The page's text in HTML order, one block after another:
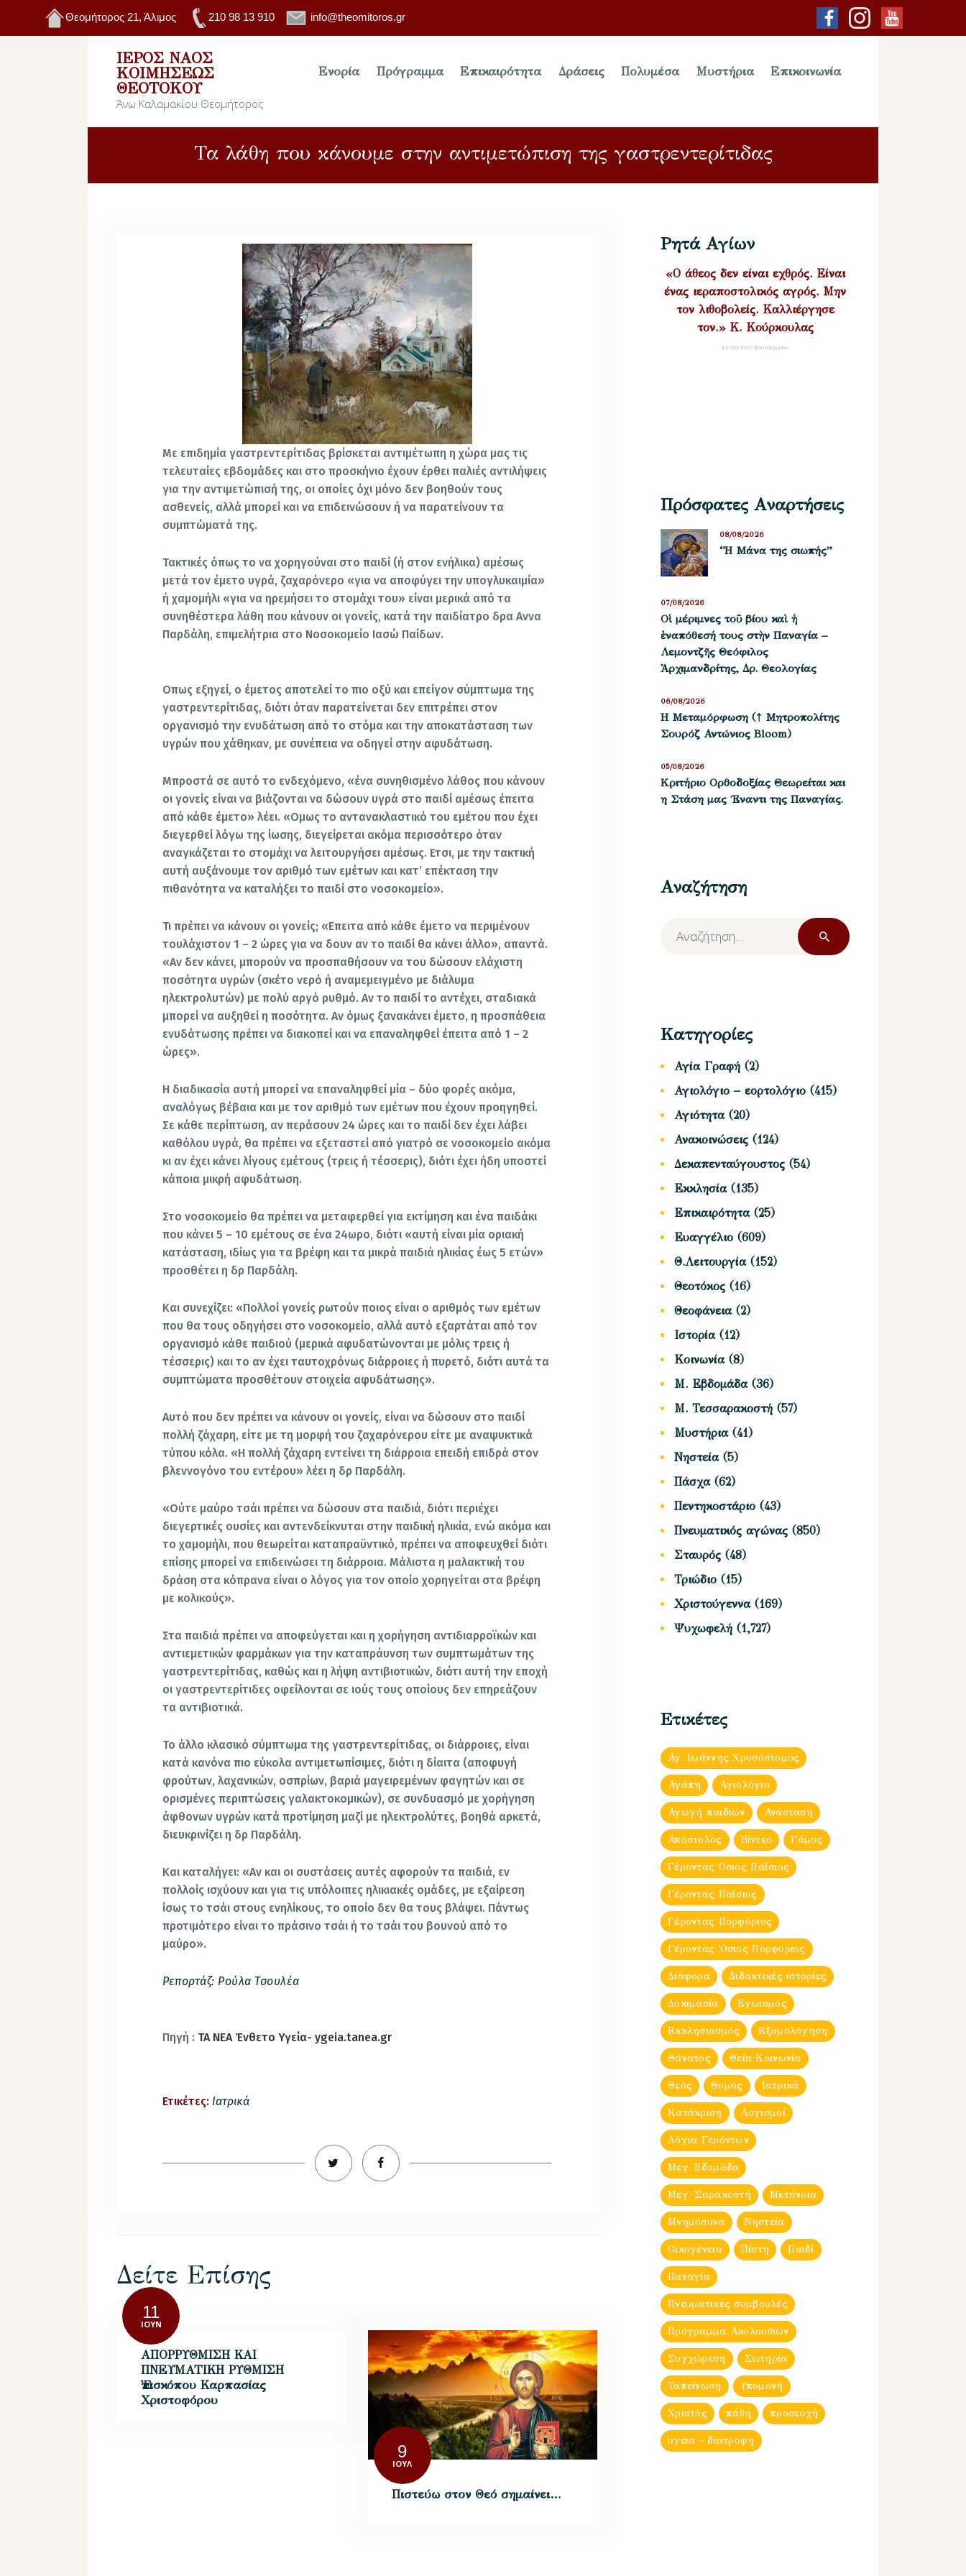
Θεομήτορος 21, Άλιμος 210 98 13 910 info@theomitoros.gr
ΙΕΡΌΣ ΝΑΌΣ
ΚΟΙΜΉΣΕΩΣ
ΘΕΟΤΌΚΟΥ
Άνω Καλαμακίου Θεομήτορος
Ενορία Πρόγραμμα Επικαιρότητα Δράσεις Πολυμέσα Μυστήρια Επικοινωνία
Τα λάθη που κάνουμε στην αντιμετώπιση της γαστρεντερίτιδας
Με επιδημία γαστρεντερίτιδας βρίσκεται αντιμέτωπη η χώρα μας τις
τελευταίες εβδομάδες και στο προσκήνιο έχουν έρθει παλιές αντιλήψεις
για την αντιμετώπισή της, οι οποίες όχι μόνο δεν βοηθούν τους
ασθενείς, αλλά μπορεί και να επιδεινώσουν ή να παρατείνουν τα
συμπτώματά της.
Τακτικές όπως το να χορηγούναι στο παιδί (ή στον ενήλικα) αμέσως
μετά τον έμετο υγρά, ζαχαρόνερο «για να αποφύγει την υπογλυκαιμία»
ή χαμομήλι «για να ηρεμήσει το στομάχι του» είναι μερικά από τα
συνηθέστερα λάθη που κάνουν οι γονείς, κατά την παιδίατρο δρα Aννα
Παρδάλη, επιμελήτρια στο Νοσοκομείο Ιασώ Παίδων.
Οπως εξηγεί, ο έμετος αποτελεί το πιο οξύ και επείγον σύμπτωμα της
γαστρεντερίτιδας, διότι όταν παρατείνεται δεν επιτρέπει στον
οργανισμό την ενυδάτωση από το στόμα και την αποκατάσταση των
υγρών που χάθηκαν, με συνέπεια να οδηγεί στην αφυδάτωση.
Μπροστά σε αυτό το ενδεχόμενο, «ένα συνηθισμένο λάθος που κάνουν
οι γονείς είναι να βιάζονται να δώσουν υγρά στο παιδί αμέσως έπειτα
από κάθε έμετο» λέει. «Ομως το αντανακλαστικό του εμέτου που έχει
διεγερθεί λόγω της ίωσης, διεγείρεται ακόμα περισσότερο όταν
αναγκάζεται το στομάχι να λειτουργήσει αμέσως. Ετσι, με την τακτική
αυτή αυξάνουμε τον αριθμό των εμέτων και κατ’ επέκταση την
πιθανότητα να καταλήξει το παιδί στο νοσοκομείο».
Τι πρέπει να κάνουν οι γονείς; «Επειτα από κάθε έμετο να περιμένουν
τουλάχιστον 1 – 2 ώρες για να δουν αν το παιδί θα κάνει άλλο», απαντά.
«Αν δεν κάνει, μπορούν να προσπαθήσουν να του δώσουν ελάχιστη
ποσότητα υγρών (σκέτο νερό ή αναμεμειγμένο με διάλυμα
ηλεκτρολυτών) με πολύ αργό ρυθμό. Αν το παιδί το αντέχει, σταδιακά
μπορεί να αυξηθεί η ποσότητα. Αν όμως ξανακάνει έμετο, η προσπάθεια
ενυδάτωσης πρέπει να διακοπεί και να επαναληφθεί έπειτα από 1 – 2
ώρες».
Η διαδικασία αυτή μπορεί να επαναληφθεί μία – δύο φορές ακόμα,
αναλόγως βέβαια και με τον αριθμό των εμέτων που έχουν προηγηθεί.
Σε κάθε περίπτωση, αν περάσουν 24 ώρες και το παιδί δεν έχει λάβει
καθόλου υγρά, θα πρέπει να εξεταστεί από γιατρό σε νοσοκομείο ακόμα
κι αν έχει κάνει λίγους εμέτους (τρεις ή τέσσερις), διότι έχει ήδη υποστεί
κάποια μικρή αφυδάτωση.
Στο νοσοκομείο θα πρέπει να μεταφερθεί για εκτίμηση και ένα παιδάκι
που κάνει 5 – 10 εμέτους σε ένα 24ωρο, διότι «αυτή είναι μία οριακή
κατάσταση, ιδίως για τα βρέφη και τα μικρά παιδιά ηλικίας έως 5 ετών»
προσθέτει η δρ Παρδάλη.
Και συνεχίζει: «Πολλοί γονείς ρωτούν ποιος είναι ο αριθμός των εμέτων
που θα τους οδηγήσει στο νοσοκομείο, αλλά αυτό εξαρτάται από τον
οργανισμό κάθε παιδιού (μερικά αφυδατώνονται με μόλις τρεις ή
τέσσερις) και το αν έχει ταυτοχρόνως διάρροιες ή πυρετό, διότι αυτά τα
συμπτώματα προσθέτουν στοιχεία αφυδάτωσης».
Αυτό που δεν πρέπει να κάνουν οι γονείς, είναι να δώσουν στο παιδί
πολλή ζάχαρη, είτε με τη μορφή του ζαχαρόνερου είτε με αναψυκτικά
τύπου κόλα. «Η πολλή ζάχαρη εντείνει τη διάρροια επειδή επιδρά στον
βλεννογόνο του εντέρου» λέει η δρ Παρδάλη.
«Ούτε μαύρο τσάι πρέπει να δώσουν στα παιδιά, διότι περιέχει
διεγερτικές ουσίες και αντενδείκνυται στην παιδική ηλικία, ενώ ακόμα και
το χαμομήλι, που θεωρείται καταπραϋντικό, πρέπει να αποφευχθεί διότι
επίσης μπορεί να επιδεινώσει τη διάρροια. Μάλιστα η μαλακτική του
δράση στα κόπρανα είναι ο λόγος για τον οποίο χορηγείται στα βρέφη
με κολικούς».
Στα παιδιά πρέπει να αποφεύγεται και η χορήγηση αντιδιαρροϊκών και
αντιεμετικών φαρμάκων για την καταπράυνση των συμπτωμάτων της
γαστρεντερίτιδας, καθώς και η λήψη αντιβιοτικών, διότι αυτή την εποχή
οι γαστρεντερίτιδες οφείλονται σε ιούς τους οποίους δεν επηρεάζουν
τα αντιβιοτικά.
Το άλλο κλασικό σύμπτωμα της γαστρεντερίτιδας, οι διάρροιες, είναι
κατά κανόνα πιο εύκολα αντιμετωπίσιμες, διότι η δίαιτα (αποφυγή
φρούτων, λαχανικών, οσπρίων, βαριά μαγειρεμένων φαγητών και σε
ορισμένες περιπτώσεις γαλακτοκομικών), σε συνδυασμό με χορήγηση
άφθονων υγρών κατά προτίμηση μαζί με ηλεκτρολύτες, βοηθά αρκετά,
διευκρινίζει η δρ Παρδάλη.
Και καταλήγει: «Αν και οι συστάσεις αυτές αφορούν τα παιδιά, εν
πολλοίς ισχύουν και για τις υπόλοιπες ηλικιακές ομάδες, με εξαίρεση
ίσως το τσάι στους ενηλίκους, το οποίο δεν θα τους βλάψει. Πάντως
προτιμότερο είναι το πράσινο τσάι ή το τσάι του βουνού από το
μαύρο».
Ρεπορτάζ: Ρούλα Τσουλέα
Πηγή : ΤΑ ΝΕΑ Ένθετο Υγεία- ygeia.tanea.gr
Ετικέτες: Ιατρικά
Δείτε Επίσης
11
ΙΟΎΝ
ΑΠΟΡΡΥΘΜΙΣΗ ΚΑΙ
ΠΝΕΥΜΑΤΙΚΗ ΡΥΘΜΙΣΗ
Ἐπισκόπου Καρπασίας
Χριστοφόρου
9
ΙΟΎΛ
Πιστεύω στον Θεό σημαίνει…
Ρητά Αγίων
«Ο άθεος δεν είναι εχθρός. Είναι
ένας ιεραποστολικός αγρός. Μην
τον λιθοβολείς. Καλλιέργησε
τον.» Κ. Κούρκουλας
Σύναξη Νέων Παλαιοχωρίου
Πρόσφατες Αναρτήσεις
“Η Μάνα της σιωπής”
08/08/2026
Οἱ μέριμνες τοῦ βίου καὶ ἡ
ἐναπόθεσή τους στὴν Παναγία –
Λεμοντζῆς Θεόφιλος
Ἀρχιμανδρίτης, Δρ. Θεολογίας
07/08/2026
Η Μεταμόρφωση († Μητροπολίτης
Σουρόζ Αντώνιος Bloom)
06/08/2026
Kριτήριο Oρθοδοξίας Θεωρείται και
η Στάση μας ΄Εναντι της Παναγίας.
05/08/2026
Αναζήτηση
Αναζήτηση
για:
Κατηγορίες
Αγία Γραφή (2)
Αγιολόγιο – εορτολόγιο (415)
Αγιότητα(20)
Ανακοινώσεις (124)
Δεκαπενταύγουστος (54)
Εκκλησία(135)
Επικαιρότητα(25)
Ευαγγέλιο (609)
Θ.Λειτουργία(152)
Θεοτόκος (16)
Θεοφάνεια(2)
Ιστορία(12)
Κοινωνία(8)
Μ. Εβδομάδα(36)
Μ. Τεσσαρακοστή (57)
Μυστήρια(41)
Νηστεία(5)
Πάσχα(62)
Πεντηκοστάριο (43)
Πνευματικός αγώνας (850)
Σταυρός (48)
Τριώδιο (15)
Χριστούγεννα(169)
Ψυχωφελή (1,727)
Ετικέτες
Αγ. Ιωάννης Χρυσόστομος
Αγάπη Αγιολόγιο
Αγωγή παιδιών Ανάσταση
Απόστολος Βίντεο Γάμος
Γέροντας Όσιος Παΐσιος
Γέροντας Παΐσιος
Γέροντας Πορφύριος
Γέροντας Ὀσιος Πορφύριος
Διάφορα Διδακτικές ιστορίες
Δοκιμασία Εγωισμός
Εκκλησιασμός Εξομολόγηση
Θάνατος Θεία Κοινωνία
Θεός Θυμός Ιατρικά
Κατάκριση Λογισμοί
Λόγια Γερόντων
Μεγ. Βδομἀδα
Μεγ. Σαρακοστή Μετάνοια
Μνημόσυνα Νηστεία
Οικογένεια Πίστη Παιδί
Παναγία
Πνευματικές συμβουλές
Πρόγραμμα Ακολουθιών
Συγχώρεση Σωτηρία
Ταπείνωση Υπομονή
Χριστός πάθη προσευχή
υγεια - διατροφη